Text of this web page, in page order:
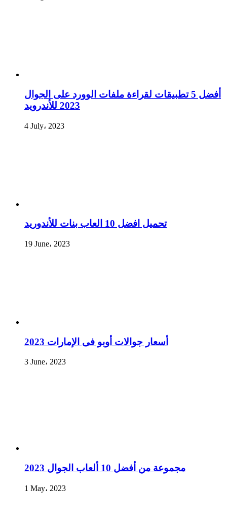
أفضل 5 تطبيقات لقراءة ملفات الوورد على الجوال
2023 للأندرويد
4 July، 2023
تحميل افضل 10 العاب بنات للأندوريد
19 June، 2023
أسعار جوالات أوبو فى الإمارات 2023
3 June، 2023
مجموعة من أفضل 10 ألعاب الجوال 2023
1 May، 2023